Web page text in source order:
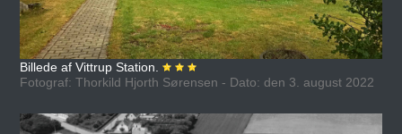
Billede af Vittrup Station.
Fotograf: Thorkild Hjorth Sørensen - Dato: den 3. august 2022